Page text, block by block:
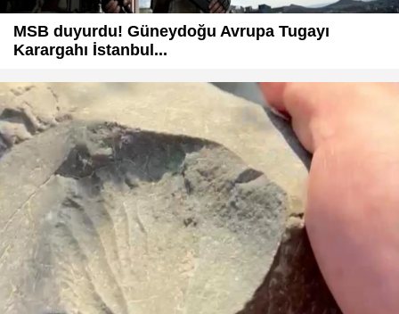
MSB duyurdu! Güneydoğu Avrupa Tugayı
Karargahı İstanbul...